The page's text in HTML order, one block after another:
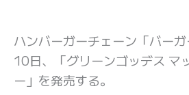
ハンバーガーチェーン「バー
10日、「グリーンゴッデス マ
ー」を発売する。